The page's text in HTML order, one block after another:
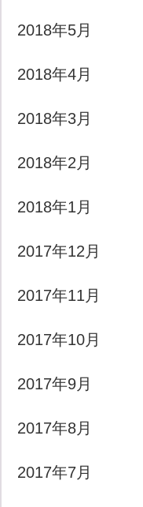
2018年5月
2018年4月
2018年3月
2018年2月
2018年1月
2017年12月
2017年11月
2017年10月
2017年9月
2017年8月
2017年7月